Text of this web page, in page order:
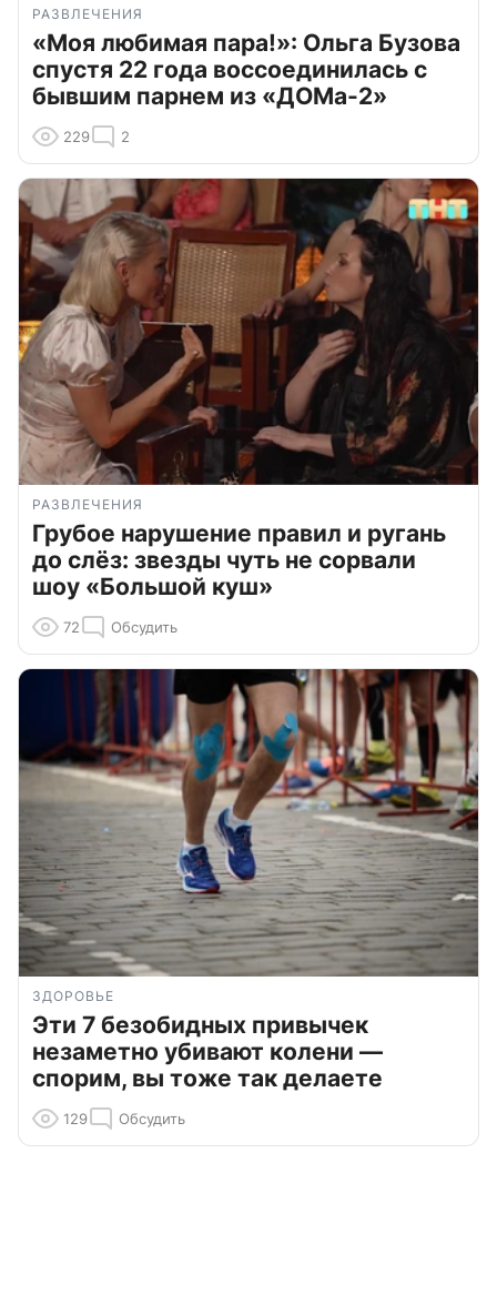
РАЗВЛЕЧЕНИЯ
«Моя любимая пара!»: Ольга Бузова
спустя 22 года воссоединилась с
бывшим парнем из «ДОМа-2»
229 2
РАЗВЛЕЧЕНИЯ
Грубое нарушение правил и ругань
до слёз: звезды чуть не сорвали
шоу «Большой куш»
72 Обсудить
ЗДОРОВЬЕ
Эти 7 безобидных привычек
незаметно убивают колени —
спорим, вы тоже так делаете
129 Обсудить